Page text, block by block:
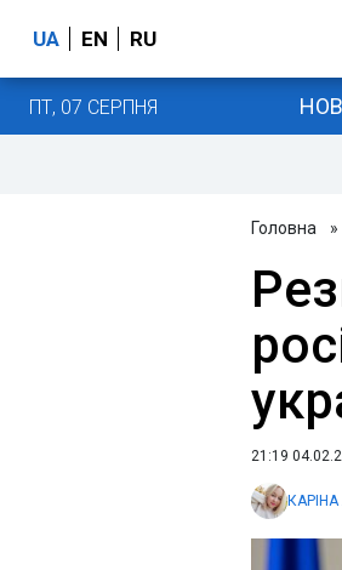
UA EN RU
ПТ, 07 СЕРПНЯ
Головна »
21:19